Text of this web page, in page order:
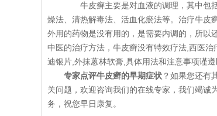
牛皮癣主要是对血液的调理，其中包
燥法、清热解毒法、活血化瘀法等。治疗牛皮
外用的药物是没有用的，是需要内调的，所以
中医的治疗方法，牛皮癣没有特效疗法,西医治
迪银片,外抹蒽林软膏,具体用法和注意事项谨遵
专家点评牛皮癣的早期症状 ？如果您还有
关问题，欢迎咨询我们的在线专家，我们竭诚
务，祝您早日康复。